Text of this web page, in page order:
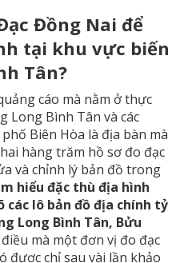
Đồng Nai để
tại khu vực biến
Tân?
cáo mà nằm ở thực
Long Bình Tân và các
Biên Hòa là địa bàn mà
hàng trăm hồ sơ đo đạc
và chỉnh lý bản đồ trong
hiểu đặc thù địa hình
lô bản đồ địa chính tỷ
Long Bình Tân, Bửu
điều mà một đơn vị đo đạc
được chỉ sau vài lần khảo